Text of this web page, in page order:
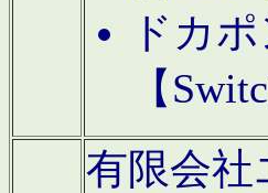
ドカ
【
有限会社